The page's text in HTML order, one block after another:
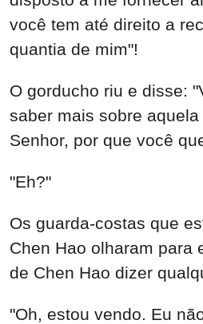
você tem até direito a
quantia de mim"!
O gorducho riu e disse:
saber mais sobre
Senhor, por que você
"Eh?"
Os guarda-costas que
Chen Hao olharam para
de Chen Hao dizer
"Oh, estou vendo. Eu